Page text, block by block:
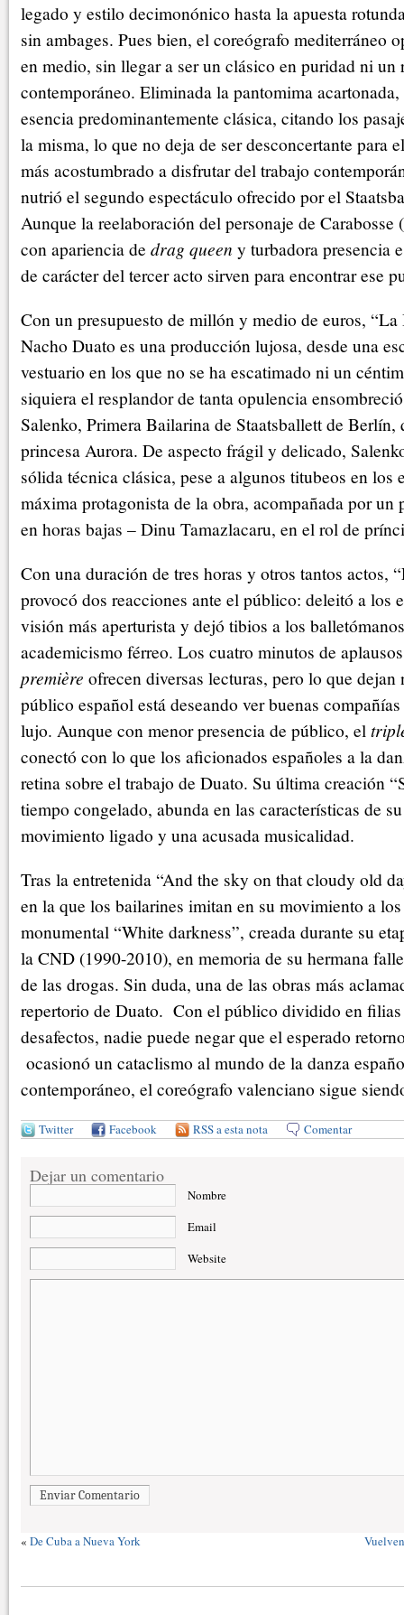
legado y estilo decimonónico hasta la apuesta
sin ambages. Pues bien, el coreógrafo mediterráneo
en medio, sin llegar a ser un clásico en puridad ni un
contemporáneo. Eliminada la pantomima
esencia predominantemente clásica, citando los
la misma, lo que no deja de ser desconcertante para
más acostumbrado a disfrutar del trabajo
nutrió el segundo espectáculo ofrecido por el
Aunque la reelaboración del personaje de Carabosse
con apariencia de drag queen y turbadora presencia
de carácter del tercer acto sirven para encontrar ese
Con un presupuesto de millón y medio de euros,
Nacho Duato es una producción lujosa, desde una
vestuario en los que no se ha escatimado ni un
siquiera el resplandor de tanta opulencia
Salenko, Primera Bailarina de Staatsballett de Berlín,
princesa Aurora. De aspecto frágil y delicado,
sólida técnica clásica, pese a algunos titubeos en
máxima protagonista de la obra, acompañada por un
en horas bajas – Dinu Tamazlacaru, en el rol de
Con una duración de tres horas y otros tantos actos,
provocó dos reacciones ante el público: deleitó a los
visión más aperturista y dejó tibios a los
academicismo férreo. Los cuatro minutos de
première ofrecen diversas lecturas, pero lo que dejan
público español está deseando ver buenas
lujo. Aunque con menor presencia de público, el
conectó con lo que los aficionados españoles a la
retina sobre el trabajo de Duato. Su última creación
tiempo congelado, abunda en las características de
movimiento ligado y una acusada musicalidad.
Tras la entretenida “And the sky on that cloudy old
en la que los bailarines imitan en su movimiento a
monumental “White darkness”, creada durante su
la CND (1990-2010), en memoria de su hermana
de las drogas. Sin duda, una de las obras más
repertorio de Duato. Con el público dividido en
desafectos, nadie puede negar que el esperado
ocasionó un cataclismo al mundo de la danza
contemporáneo, el coreógrafo valenciano sigue
Twitter Facebook RSS a esta nota Comentar
Dejar un comentario
Nombre
Email
Website
Enviar Comentario
« De Cuba a Nueva York